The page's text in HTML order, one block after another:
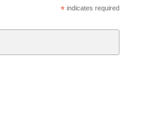
*indicates required